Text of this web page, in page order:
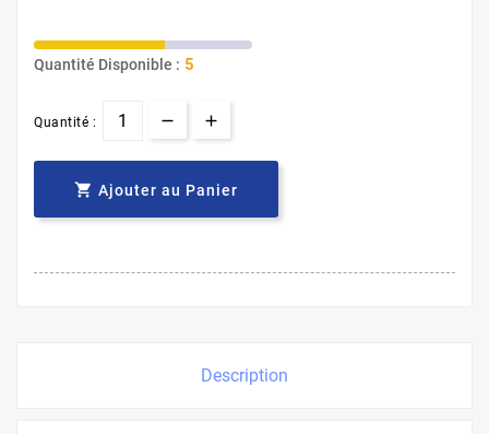
Quantité :
Quantité Disponible : 5
 Ajouter au Panier
Description